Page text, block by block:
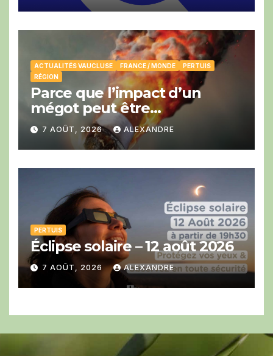
ACTUALITÉS VAUCLUSE FRANCE / MONDE
PERTUIS
RÉGION
Parce que l’impact d’un
mégot peut être
catastrophique cet été.
7 AOÛT, 2026 ALEXANDRE
PERTUIS
Éclipse solaire – 12 août 2026
7 AOÛT, 2026 ALEXANDRE